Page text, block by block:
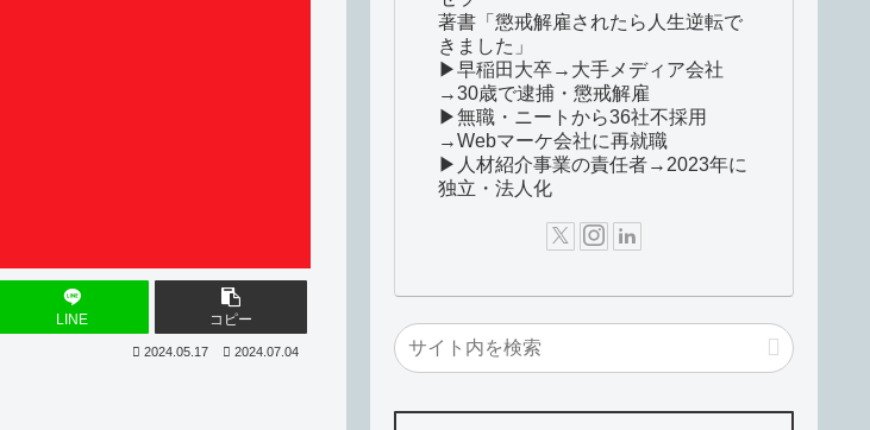
LINE コピー
2024.05.17 2024.07.04
著書「懲戒解雇されたら人生逆転で
きました」
▶早稲田大卒→大手メディア会社
→30歳で逮捕・懲戒解雇
▶無職・ニートから36社不採用
→Webマーケ会社に再就職
▶人材紹介事業の責任者→2023年に
独立・法人化